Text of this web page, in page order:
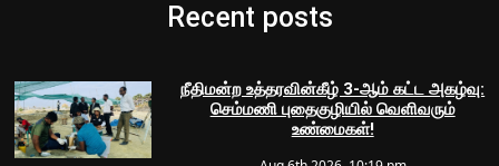
Recent posts
நீதிமன்ற உத்தரவின்கீழ் 3-ஆம் கட்ட அகழ்வு:
செம்மணி புதைகுழியில் வெளிவரும்
உண்மைகள்!